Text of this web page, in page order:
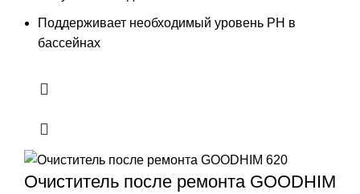
Поддерживает необходимый уровень РН в
бассейнах
Очиститель после ремонта GOODHIM